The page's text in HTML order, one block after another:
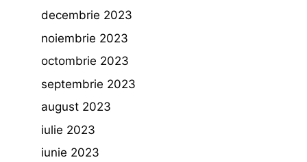
decembrie 2023
noiembrie 2023
octombrie 2023
septembrie 2023
august 2023
iulie 2023
iunie 2023